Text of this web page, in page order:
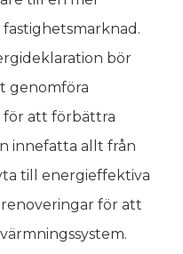
bör
genomföra
för att förbättra
innefatta allt från
till energieffektiva
för att